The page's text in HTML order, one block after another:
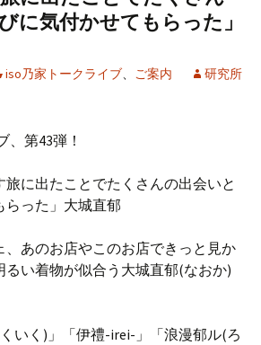
に気付かせてもらった」
iso乃家トークライブ、 ご案内
研究所
、第43弾！
旅に出たことでたくさんの出会いと
らった」大城直郁
、あのお店やこのお店できっと見か
るい着物が似合う大城直郁(なおか)
くいく)」「伊禮-irei-」「浪漫郁ル(ろ